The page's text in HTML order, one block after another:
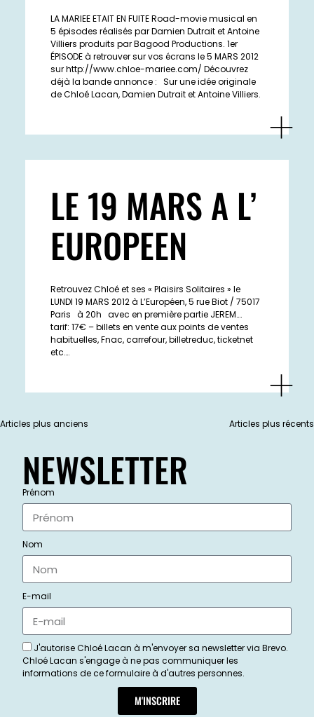
LA MARIEE ETAIT EN FUITE Road-movie musical en
5 épisodes réalisés par Damien Dutrait et Antoine
Villiers produits par Bagood Productions. 1er
ÉPISODE à retrouver sur vos écrans le 5 MARS 2012
sur http://www.chloe-mariee.com/ Découvrez
déjà la bande annonce : Sur une idée originale
de Chloé Lacan, Damien Dutrait et Antoine Villiers.
LE 19 MARS A L’
EUROPEEN
Retrouvez Chloé et ses « Plaisirs Solitaires » le
LUNDI 19 MARS 2012 à L’Européen, 5 rue Biot / 75017
Paris à 20h avec en première partie JEREM….
tarif: 17€ – billets en vente aux points de ventes
habituelles, Fnac, carrefour, billetreduc, ticketnet
etc….
Articles plus anciens Articles plus récents
NEWSLETTER
Prénom
Nom
E-mail
J'autorise Chloé Lacan à m'envoyer sa newsletter via Brevo.
Chloé Lacan s'engage à ne pas communiquer les
informations de ce formulaire à d'autres personnes.
M'INSCRIRE